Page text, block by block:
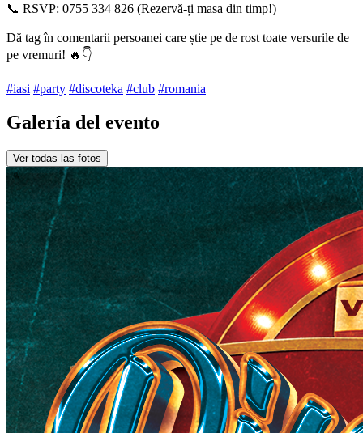
📞 RSVP: 0755 334 826 (Rezervă-ți masa din timp!)
Dă tag în comentarii persoanei care știe pe de rost toate versurile de
pe vremuri! 🔥👇
#iasi #party #discoteka #club #romania
Galería del evento
Ver todas las fotos